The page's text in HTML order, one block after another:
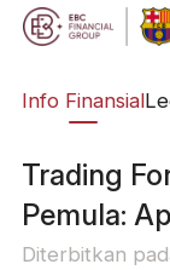
Info Finansial
Trading
Pemula:
Diterbitkan